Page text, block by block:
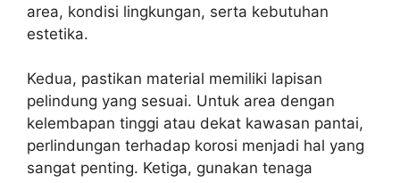
area, kondisi lingkungan, serta kebutuhan
estetika.
Kedua, pastikan material memiliki lapisan
pelindung yang sesuai. Untuk area dengan
kelembapan tinggi atau dekat kawasan pantai,
perlindungan terhadap korosi menjadi hal yang
sangat penting. Ketiga, gunakan tenaga